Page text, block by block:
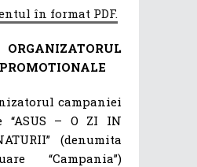
în format PDF.
campaniei
“ASUS – O ZI IN
(denumita
“Campania”)